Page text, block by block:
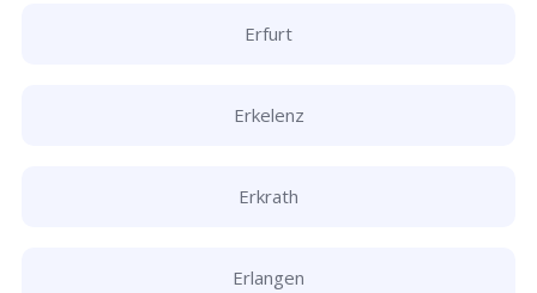
Erfurt
Erkelenz
Erkrath
Erlangen